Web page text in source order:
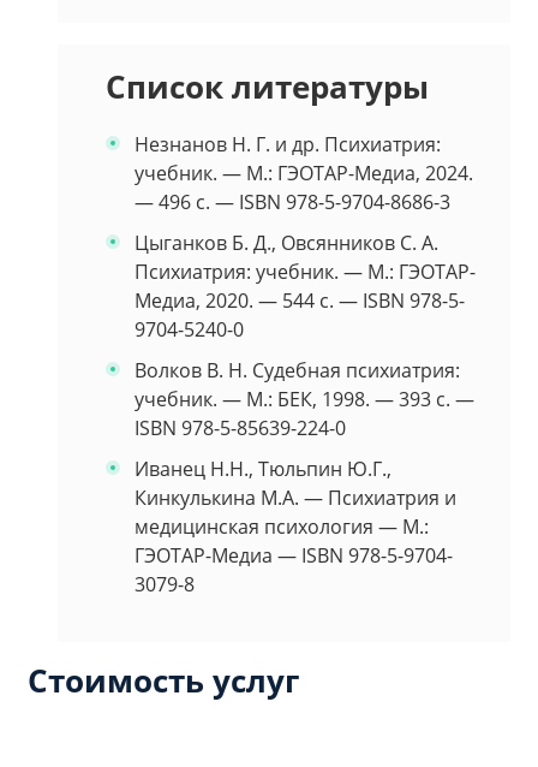
Список литературы
Незнанов Н. Г. и др. Психиатрия:
учебник. — М.: ГЭОТАР-Медиа, 2024.
— 496 с. — ISBN 978-5-9704-8686-3
Цыганков Б. Д., Овсянников С. А.
Психиатрия: учебник. — М.: ГЭОТАР-
Медиа, 2020. — 544 с. — ISBN 978-5-
9704-5240-0
Волков В. Н. Судебная психиатрия:
учебник. — М.: БЕК, 1998. — 393 с. —
ISBN 978-5-85639-224-0
Иванец Н.Н., Тюльпин Ю.Г.,
Кинкулькина М.А. — Психиатрия и
медицинская психология — М.:
ГЭОТАР-Медиа — ISBN 978-5-9704-
3079-8
Стоимость услуг